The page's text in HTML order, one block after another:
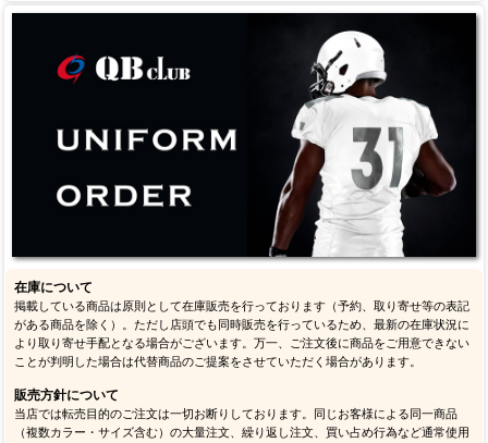
在庫について
掲載している商品は原則として在庫販売を行っております（予約、取り寄せ等の表記
がある商品を除く）。ただし店頭でも同時販売を行っているため、最新の在庫状況に
より取り寄せ手配となる場合がございます。万一、ご注文後に商品をご用意できない
ことが判明した場合は代替商品のご提案をさせていただく場合があります。
販売方針について
当店では転売目的のご注文は一切お断りしております。同じお客様による同一商品
（複数カラー・サイズ含む）の大量注文、繰り返し注文、買い占め行為など通常使用